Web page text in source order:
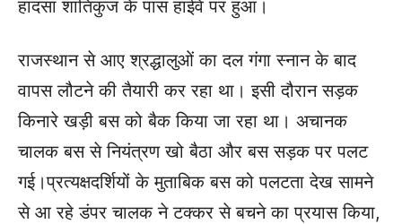
हादसा शांतिकुंज के पास हाईवे पर हुआ।
राजस्थान से आए श्रद्धालुओं का दल गंगा स्नान के बाद
वापस लौटने की तैयारी कर रहा था। इसी दौरान सड़क
किनारे खड़ी बस को बैक किया जा रहा था। अचानक
चालक बस से नियंत्रण खो बैठा और बस सड़क पर पलट
गई।प्रत्यक्षदर्शियों के मुताबिक बस को पलटता देख सामने
से आ रहे डंपर चालक ने टक्कर से बचने का प्रयास किया,